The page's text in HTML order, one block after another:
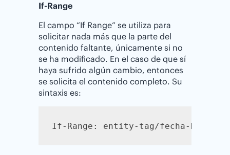
If-Range
El campo “If Range” se utiliza para
solicitar nada más que la parte del
contenido faltante, únicamente si no
se ha modificado. En el caso de que sí
haya sufrido algún cambio, entonces
se solicita el contenido completo. Su
sintaxis es:
If-Range: entity-tag/fecha-HTTP